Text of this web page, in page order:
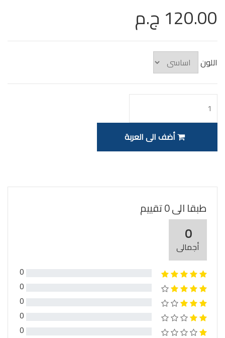
120.00 ج.م
اللون
أضف الى العربة
طبقا الى 0 تقييم
0
أجمالى
0
0
0
0
0